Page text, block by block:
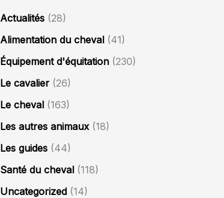
Actualités (28)
Alimentation du cheval (41)
Équipement d'équitation (230)
Le cavalier (26)
Le cheval (163)
Les autres animaux (18)
Les guides (44)
Santé du cheval (118)
Uncategorized (14)